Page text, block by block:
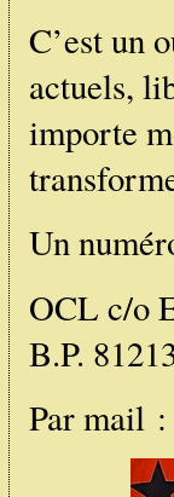
C’est un
actuels,
importe
Un
OCL c/o
B.P.
Par mail